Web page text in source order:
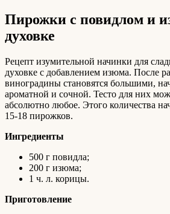
Пирожки с повидлом и
духовке
Рецепт изумительной начинки для
духовке с добавлением изюма. После
виноградины становятся большими,
ароматной и сочной. Тесто для них
абсолютно любое. Этого количества
15-18 пирожков.
Ингредиенты
500 г повидла;
200 г изюма;
1 ч. л. корицы.
Приготовление